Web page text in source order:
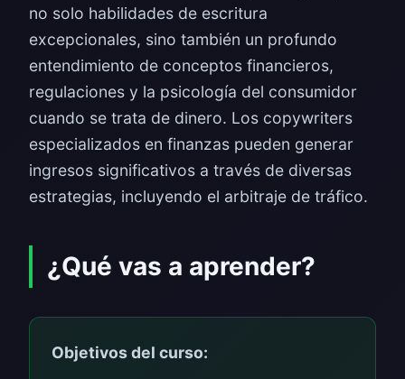
no solo habilidades de escritura
excepcionales, sino también un profundo
entendimiento de conceptos financieros,
regulaciones y la psicología del consumidor
cuando se trata de dinero. Los copywriters
especializados en finanzas pueden generar
ingresos significativos a través de diversas
estrategias, incluyendo el arbitraje de tráfico.
¿Qué vas a aprender?
Objetivos del curso: